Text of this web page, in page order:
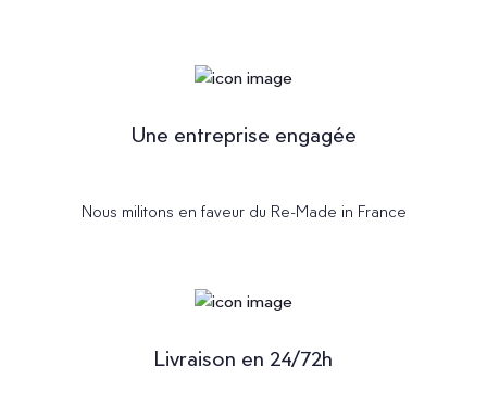
Une entreprise engagée
Nous militons en faveur du Re-Made in France
Livraison en 24/72h